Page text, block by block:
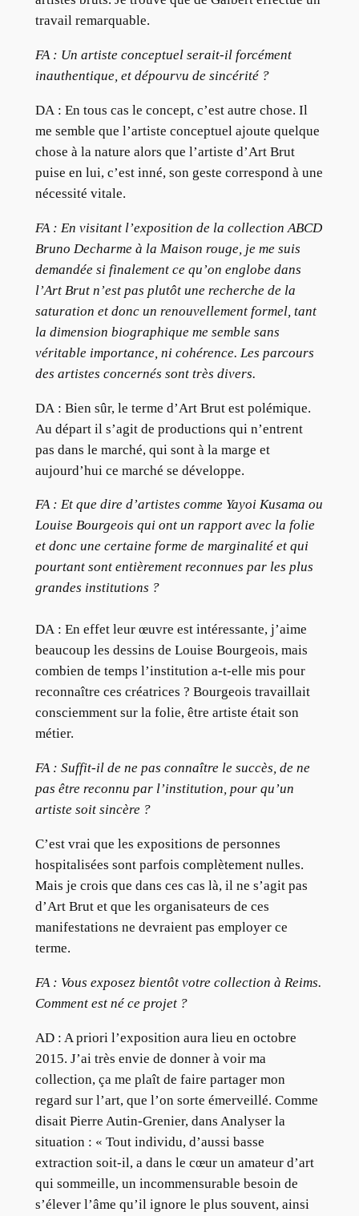
travail remarquable.
FA : Un artiste conceptuel serait-il forcément
inauthentique, et dépourvu de sincérité ?
DA : En tous cas le concept, c’est autre chose. Il
me semble que l’artiste conceptuel ajoute quelque
chose à la nature alors que l’artiste d’Art Brut
puise en lui, c’est inné, son geste correspond à une
nécessité vitale.
FA : En visitant l’exposition de la collection ABCD
Bruno Decharme à la Maison rouge, je me suis
demandée si finalement ce qu’on englobe dans
l’Art Brut n’est pas plutôt une recherche de la
saturation et donc un renouvellement formel, tant
la dimension biographique me semble sans
véritable importance, ni cohérence. Les parcours
des artistes concernés sont très divers.
DA : Bien sûr, le terme d’Art Brut est polémique.
Au départ il s’agit de productions qui n’entrent
pas dans le marché, qui sont à la marge et
aujourd’hui ce marché se développe.
FA : Et que dire d’artistes comme Yayoi Kusama ou
Louise Bourgeois qui ont un rapport avec la folie
et donc une certaine forme de marginalité et qui
pourtant sont entièrement reconnues par les plus
grandes institutions ?
DA : En effet leur œuvre est intéressante, j’aime
beaucoup les dessins de Louise Bourgeois, mais
combien de temps l’institution a-t-elle mis pour
reconnaître ces créatrices ? Bourgeois travaillait
consciemment sur la folie, être artiste était son
métier.
FA : Suffit-il de ne pas connaître le succès, de ne
pas être reconnu par l’institution, pour qu’un
artiste soit sincère ?
C’est vrai que les expositions de personnes
hospitalisées sont parfois complètement nulles.
Mais je crois que dans ces cas là, il ne s’agit pas
d’Art Brut et que les organisateurs de ces
manifestations ne devraient pas employer ce
terme.
FA : Vous exposez bientôt votre collection à Reims.
Comment est né ce projet ?
AD : A priori l’exposition aura lieu en octobre
2015. J’ai très envie de donner à voir ma
collection, ça me plaît de faire partager mon
regard sur l’art, que l’on sorte émerveillé. Comme
disait Pierre Autin-Grenier, dans Analyser la
situation : « Tout individu, d’aussi basse
extraction soit-il, a dans le cœur un amateur d’art
qui sommeille, un incommensurable besoin de
s’élever l’âme qu’il ignore le plus souvent, ainsi